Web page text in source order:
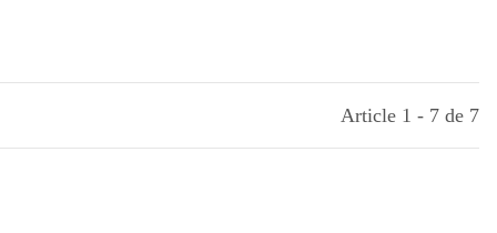
Article 1 - 7 de 7